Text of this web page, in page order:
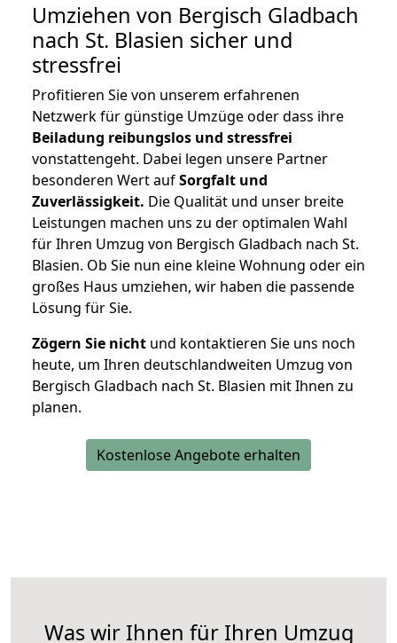
Umziehen von Bergisch Gladbach
nach St. Blasien sicher und
stressfrei
Profitieren Sie von unserem erfahrenen
Netzwerk für günstige Umzüge oder dass ihre
Beiladung reibungslos und stressfrei
vonstattengeht. Dabei legen unsere Partner
besonderen Wert aufSorgfalt und
Zuverlässigkeit. Die Qualität und unser breite
Leistungen machen uns zu der optimalen Wahl
für Ihren Umzug von Bergisch Gladbach nach St.
Blasien. Ob Sie nun eine kleine Wohnung oder ein
großes Haus umziehen, wir haben die passende
Lösung für Sie.
Zögern Sie nicht und kontaktieren Sie uns noch
heute, um Ihren deutschlandweiten Umzug von
Bergisch Gladbach nach St. Blasien mit Ihnen zu
planen.
Kostenlose Angebote erhalten
Was wir Ihnen für Ihren Umzug